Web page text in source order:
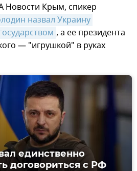
Новости Крым, спикер
назвал Украину
, а ее президента
— "игрушкой" в руках
единственно
договориться с РФ